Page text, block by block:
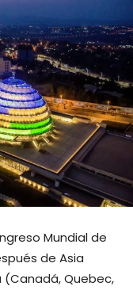
Mundial de
de Asia
(Canadá, Quebec,